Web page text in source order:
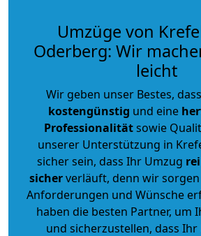
Umzüge von
Oderberg: Wir
leicht
Wir geben unser Bestes,
kostengünstig und eine
Professionalitätsowie
unserer Unterstützung in
sicher sein, dass Ihr Umzug
sicherverläuft, denn wir sorgen
Anforderungen und Wünsche
haben die besten Partner, um
und sicherzustellen, dass Ihr